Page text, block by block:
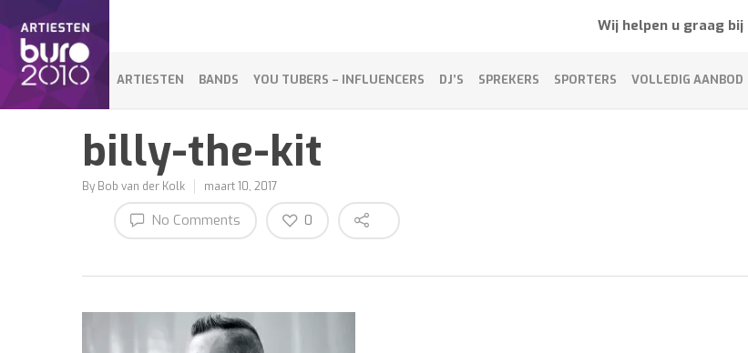
Wij helpen u graag bij
ARTIESTEN BANDS YOU TUBERS – INFLUENCERS DJ’S SPREKERS SPORTERS VOLLEDIG AANBOD
billy-the-kit
By Bob van der Kolk maart 10, 2017
No Comments 0